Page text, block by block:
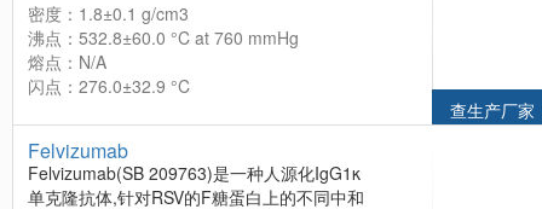
密度：1.8±0.1 g/cm3
沸点：532.8±60.0 °C at 760 mmHg
熔点：N/A
闪点：276.0±32.9 °C
查生产厂家
Felvizumab
Felvizumab(SB 209763)是一种人源化IgG1κ
单克隆抗体,针对RSV的F糖蛋白上的不同中和